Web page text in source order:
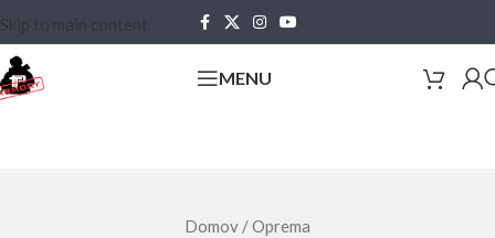
Skip to main content
MENU
Domov /Oprema